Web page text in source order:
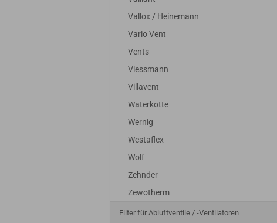
Vallox / Heinemann
Vario Vent
Vents
Viessmann
Villavent
Waterkotte
Wernig
Westaflex
Wolf
Zehnder
Zewotherm
Filter für Abluftventile / -Ventilatoren